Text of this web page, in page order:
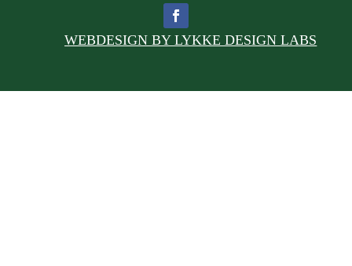
WEBDESIGN BY LYKKE DESIGN LABS